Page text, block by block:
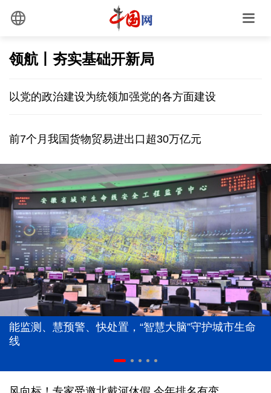
领航丨夯实基础开新局
以党的政治建设为统领加强党的各方面建设
前7个月我国货物贸易进出口超30万亿元
能监测、慧预警、快处置，“智慧大脑”守护城市生命
线